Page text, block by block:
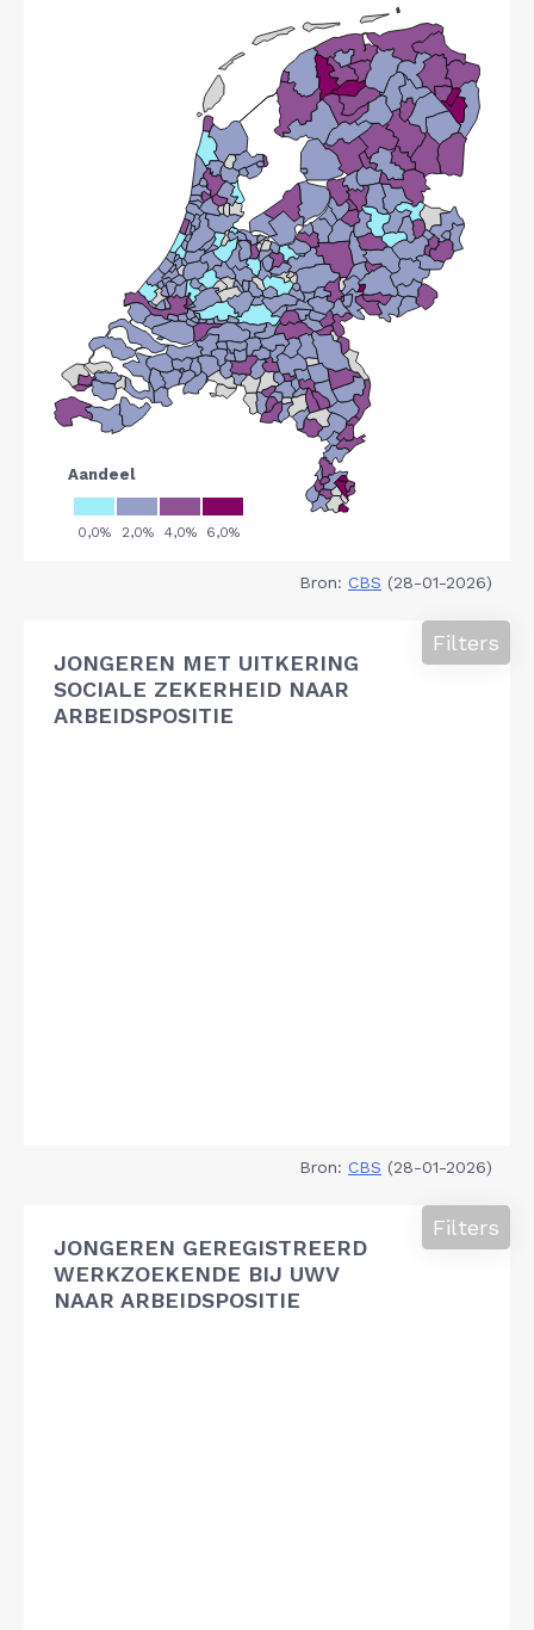
Bron: CBS (28-01-2026)
JONGEREN MET UITKERING
SOCIALE ZEKERHEID NAAR
ARBEIDSPOSITIE
Filters
Bron: CBS (28-01-2026)
JONGEREN GEREGISTREERD
WERKZOEKENDE BIJ UWV
NAAR ARBEIDSPOSITIE
Filters